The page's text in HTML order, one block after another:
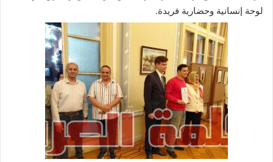
لوحة إنسانية وحضارية فريدة.